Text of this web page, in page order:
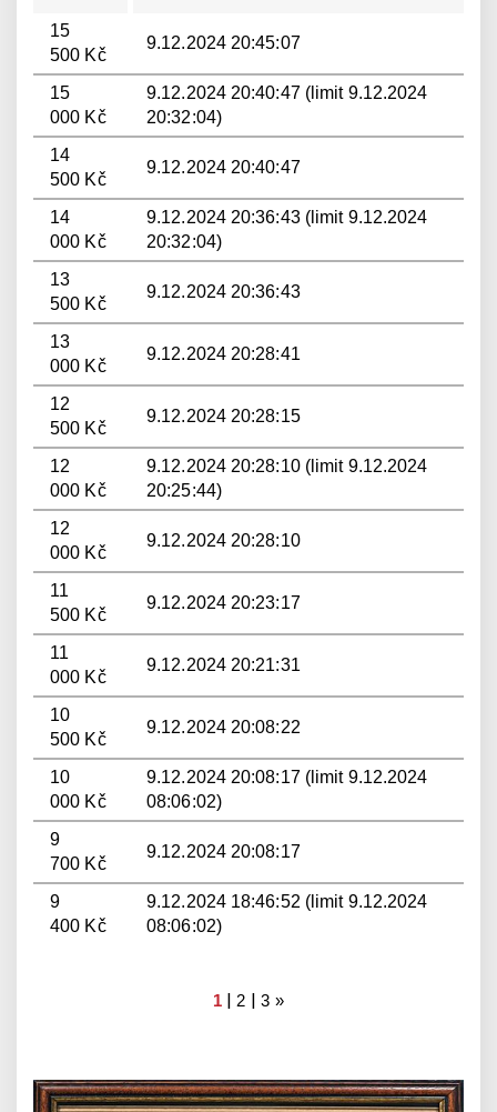
15
500 Kč
9.12.2024 20:45:07
15
000 Kč
9.12.2024 20:40:47 (limit 9.12.2024
20:32:04)
14
500 Kč
9.12.2024 20:40:47
14
000 Kč
9.12.2024 20:36:43 (limit 9.12.2024
20:32:04)
13
500 Kč
9.12.2024 20:36:43
13
000 Kč
9.12.2024 20:28:41
12
500 Kč
9.12.2024 20:28:15
12
000 Kč
9.12.2024 20:28:10 (limit 9.12.2024
20:25:44)
12
000 Kč
9.12.2024 20:28:10
11
500 Kč
9.12.2024 20:23:17
11
000 Kč
9.12.2024 20:21:31
10
500 Kč
9.12.2024 20:08:22
10
000 Kč
9.12.2024 20:08:17 (limit 9.12.2024
08:06:02)
9
700 Kč
9.12.2024 20:08:17
9
400 Kč
9.12.2024 18:46:52 (limit 9.12.2024
08:06:02)
1 |2 | 3 »